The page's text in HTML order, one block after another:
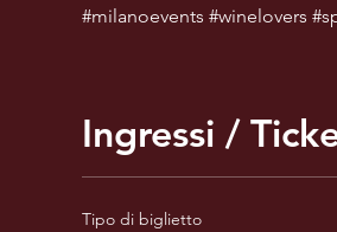
#milanoevents #winelovers
Ingressi /
Tipo di biglietto